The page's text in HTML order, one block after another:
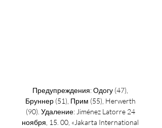
Предупреждения: Одогу (47),
Бруннер (51), Прим (55), Herwerth
(90). Удаление: Jiménez Latorre 24
ноября, 15. 00, «Jakarta International